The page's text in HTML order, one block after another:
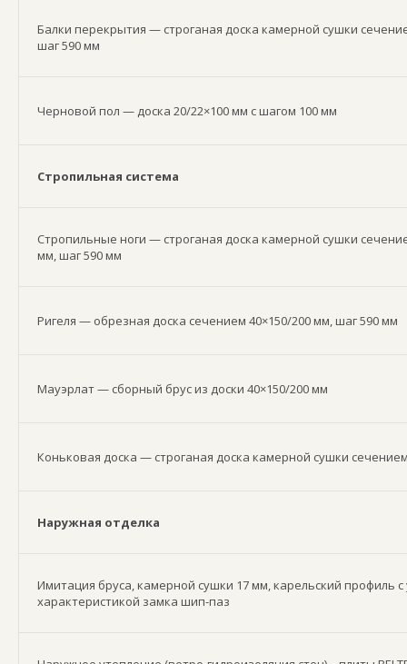
Балки перекрытия — строганая доска камерной сушки
шаг 590 мм
Черновой пол — доска 20/22×100 мм с шагом 100 мм
Стропильная система
Стропильные ноги — строганая доска камерной сушки
мм, шаг 590 мм
Ригеля — обрезная доска сечением 40×150/200 мм, шаг 590 мм
Мауэрлат — сборный брус из доски 40×150/200 мм
Коньковая доска — строганая доска камерной сушки
Наружная отделка
Имитация бруса, камерной сушки 17 мм, карельский профиль
характеристикой замка шип-паз